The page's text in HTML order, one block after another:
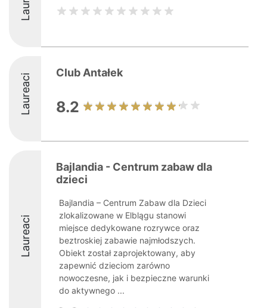
Laureaci Club Antałek
8.2
Laureaci
Bajlandia - Centrum zabaw dla
dzieci
Bajlandia – Centrum Zabaw dla Dzieci
zlokalizowane w Elblągu stanowi
miejsce dedykowane rozrywce oraz
beztroskiej zabawie najmłodszych.
Obiekt został zaprojektowany, aby
zapewnić dzieciom zarówno
nowoczesne, jak i bezpieczne warunki
do aktywnego ...